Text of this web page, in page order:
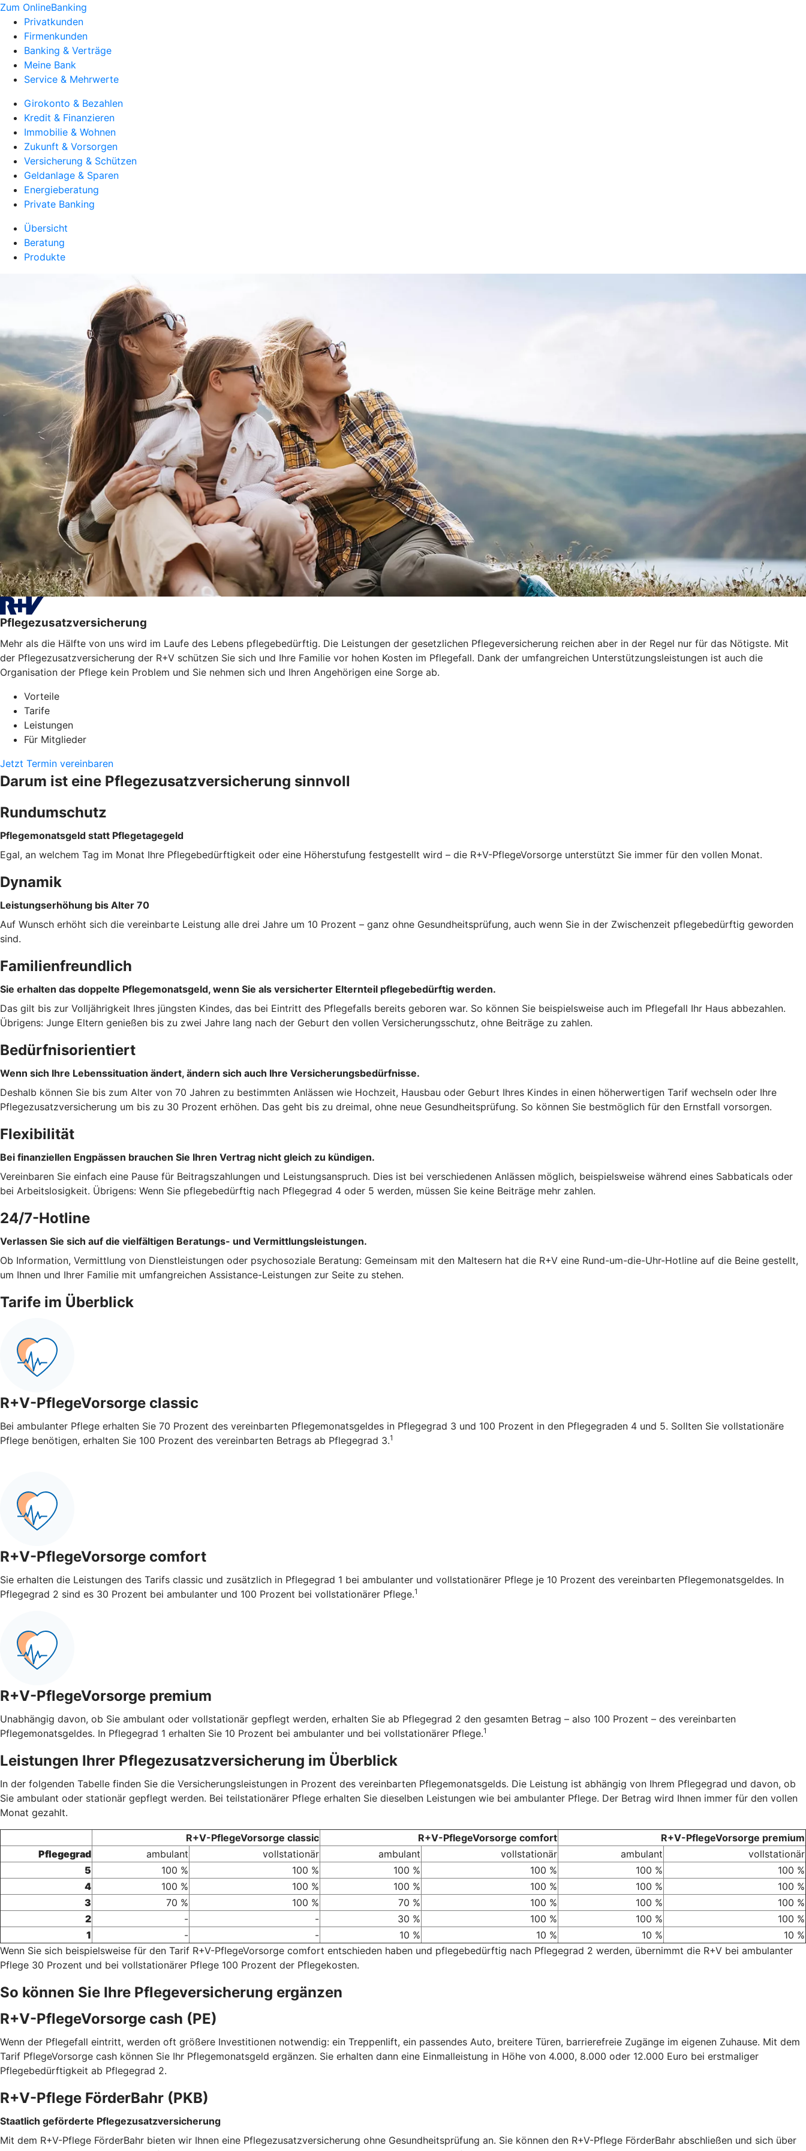
Zum OnlineBanking
Privatkunden
Firmenkunden
Banking & Verträge
Meine Bank
Service & Mehrwerte
Girokonto & Bezahlen
Kredit & Finanzieren
Immobilie & Wohnen
Zukunft & Vorsorgen
Versicherung & Schützen
Geldanlage & Sparen
Energieberatung
Private Banking
Übersicht
Beratung
Produkte
Pflegezusatzversicherung
Mehr als die Hälfte von uns wird im Laufe des Lebens pflegebedürftig. Die Leistungen der gesetzlichen Pflegeversicherung reichen aber in der Regel nur für das Nötigste. Mit
der Pflegezusatzversicherung der R+V schützen Sie sich und Ihre Familie vor hohen Kosten im Pflegefall. Dank der umfangreichen Unterstützungsleistungen ist auch die
Organisation der Pflege kein Problem und Sie nehmen sich und Ihren Angehörigen eine Sorge ab.
Vorteile
Tarife
Leistungen
Für Mitglieder
Jetzt Termin vereinbaren
Darum ist eine Pflegezusatzversicherung sinnvoll
Rundumschutz
Pflegemonatsgeld statt Pflegetagegeld
Egal, an welchem Tag im Monat Ihre Pflegebedürftigkeit oder eine Höherstufung festgestellt wird – die R+V-PflegeVorsorge unterstützt Sie immer für den vollen Monat.
Dynamik
Leistungserhöhung bis Alter 70
Auf Wunsch erhöht sich die vereinbarte Leistung alle drei Jahre um 10 Prozent – ganz ohne Gesundheitsprüfung, auch wenn Sie in der Zwischenzeit pflegebedürftig geworden
sind.
Familienfreundlich
Sie erhalten das doppelte Pflegemonatsgeld, wenn Sie als versicherter Elternteil pflegebedürftig werden.
Das gilt bis zur Volljährigkeit Ihres jüngsten Kindes, das bei Eintritt des Pflegefalls bereits geboren war. So können Sie beispielsweise auch im Pflegefall Ihr Haus abbezahlen.
Übrigens: Junge Eltern genießen bis zu zwei Jahre lang nach der Geburt den vollen Versicherungsschutz, ohne Beiträge zu zahlen.
Bedürfnisorientiert
Wenn sich Ihre Lebenssituation ändert, ändern sich auch Ihre Versicherungsbedürfnisse.
Deshalb können Sie bis zum Alter von 70 Jahren zu bestimmten Anlässen wie Hochzeit, Hausbau oder Geburt Ihres Kindes in einen höherwertigen Tarif wechseln oder Ihre
Pflegezusatzversicherung um bis zu 30 Prozent erhöhen. Das geht bis zu dreimal, ohne neue Gesundheitsprüfung. So können Sie bestmöglich für den Ernstfall vorsorgen.
Flexibilität
Bei finanziellen Engpässen brauchen Sie Ihren Vertrag nicht gleich zu kündigen.
Vereinbaren Sie einfach eine Pause für Beitragszahlungen und Leistungsanspruch. Dies ist bei verschiedenen Anlässen möglich, beispielsweise während eines Sabbaticals oder
bei Arbeitslosigkeit. Übrigens: Wenn Sie pflegebedürftig nach Pflegegrad 4 oder 5 werden, müssen Sie keine Beiträge mehr zahlen.
24/7-Hotline
Verlassen Sie sich auf die vielfältigen Beratungs- und Vermittlungsleistungen.
Ob Information, Vermittlung von Dienstleistungen oder psychosoziale Beratung: Gemeinsam mit den Maltesern hat die R+V eine Rund-um-die-Uhr-Hotline auf die Beine gestellt,
um Ihnen und Ihrer Familie mit umfangreichen Assistance-Leistungen zur Seite zu stehen.
Tarife im Überblick
R+V-PflegeVorsorge classic
Bei ambulanter Pflege erhalten Sie 70 Prozent des vereinbarten Pflegemonatsgeldes in Pflegegrad 3 und 100 Prozent in den Pflegegraden 4 und 5. Sollten Sie vollstationäre
Pflege benötigen, erhalten Sie 100 Prozent des vereinbarten Betrags ab Pflegegrad 3.1
R+V-PflegeVorsorge comfort
Sie erhalten die Leistungen des Tarifs classic und zusätzlich in Pflegegrad 1 bei ambulanter und vollstationärer Pflege je 10 Prozent des vereinbarten Pflegemonatsgeldes. In
Pflegegrad 2 sind es 30 Prozent bei ambulanter und 100 Prozent bei vollstationärer Pflege.1
R+V-PflegeVorsorge premium
Unabhängig davon, ob Sie ambulant oder vollstationär gepflegt werden, erhalten Sie ab Pflegegrad 2 den gesamten Betrag – also 100 Prozent – des vereinbarten
Pflegemonatsgeldes. In Pflegegrad 1 erhalten Sie 10 Prozent bei ambulanter und bei vollstationärer Pflege.1
Leistungen Ihrer Pflegezusatzversicherung im Überblick
In der folgenden Tabelle finden Sie die Versicherungsleistungen in Prozent des vereinbarten Pflegemonatsgelds. Die Leistung ist abhängig von Ihrem Pflegegrad und davon, ob
Sie ambulant oder stationär gepflegt werden. Bei teilstationärer Pflege erhalten Sie dieselben Leistungen wie bei ambulanter Pflege. Der Betrag wird Ihnen immer für den vollen
Monat gezahlt.
R+V-PflegeVorsorge classic R+V-PflegeVorsorge comfort
R+V-PflegeVorsorge premium
Pflegegrad
ambulant vollstationär ambulant vollstationär ambulant
vollstationär
5
100 % 100 % 100 % 100 % 100 %
100 %
4
100 % 100 % 100 % 100 % 100 %
100 %
3
70 % 100 % 70 % 100 % 100 %
100 %
2
- - 30 % 100 % 100 %
100 %
1
- - 10 % 10 % 10 %
10 %
Wenn Sie sich beispielsweise für den Tarif R+V-PflegeVorsorge comfort entschieden haben und pflegebedürftig nach Pflegegrad 2 werden, übernimmt die R+V bei ambulanter
Pflege 30 Prozent und bei vollstationärer Pflege 100 Prozent der Pflegekosten.
So können Sie Ihre Pflegeversicherung ergänzen
R+V-PflegeVorsorge cash (PE)
Wenn der Pflegefall eintritt, werden oft größere Investitionen notwendig: ein Treppenlift, ein passendes Auto, breitere Türen, barrierefreie Zugänge im eigenen Zuhause. Mit dem
Tarif PflegeVorsorge cash können Sie Ihr Pflegemonatsgeld ergänzen. Sie erhalten dann eine Einmalleistung in Höhe von 4.000, 8.000 oder 12.000 Euro bei erstmaliger
Pflegebedürftigkeit ab Pflegegrad 2.
R+V-Pflege FörderBahr (PKB)
Staatlich geförderte Pflegezusatzversicherung
Mit dem R+V-Pflege FörderBahr bieten wir Ihnen eine Pflegezusatzversicherung ohne Gesundheitsprüfung an. Sie können den R+V-Pflege FörderBahr abschließen und sich über